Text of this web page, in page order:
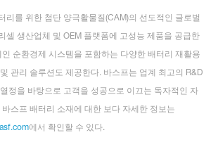
리를 위한 첨단 양극활물질(CAM)의 선도적인 글로벌
셀 생산업체 및 OEM 플랫폼에 고성능 제품을 공급한
순환경제 시스템을 포함하는 다양한 배터리 재활용
관리 솔루션도 제공한다. 바스프는 업계 최고의 R&D
정을 바탕으로 고객을 성공으로 이끄는 독자적인 자
스프 배터리 소재에 대한 보다 자세한 정보는
에서 확인할 수 있다.